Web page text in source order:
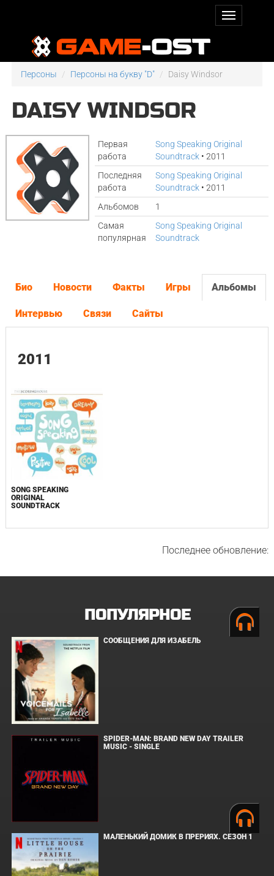
Персоны Персоны на букву "D" Daisy Windsor
DAISY WINDSOR
Первая
работа
Song Speaking Original
Soundtrack • 2011
Последняя
работа
Song Speaking Original
Soundtrack • 2011
Альбомов
1
Самая
популярная
Song Speaking Original
Soundtrack
Био Новости Факты Игры Альбомы
Интервью Связи Сайты
2011
SONG SPEAKING
ORIGINAL
SOUNDTRACK
Последнее обновление:
ПОПУЛЯРНОЕ
СООБЩЕНИЯ ДЛЯ ИЗАБЕЛЬ
SPIDER-MAN: BRAND NEW DAY TRAILER
MUSIC - SINGLE
МАЛЕНЬКИЙ ДОМИК В ПРЕРИЯХ. СЕЗОН 1